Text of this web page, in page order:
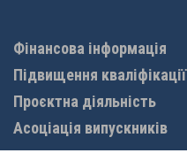
Фінансова інформація
Підвищення кваліфікації
Проєктна діяльність
Асоціація випускників